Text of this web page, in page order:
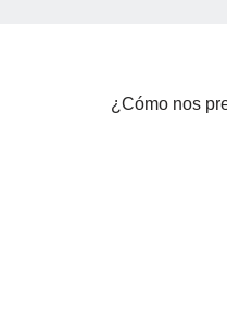
¿Cómo nos